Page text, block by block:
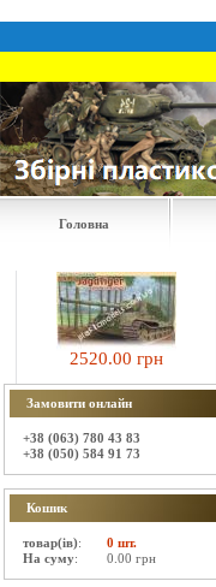
Головна
2520.00 грн
Замовити онлайн
+38 (063) 780 43 83
+38 (050) 584 91 73
Кошик
товар(ів):
0 шт.
На суму: 0.00 грн